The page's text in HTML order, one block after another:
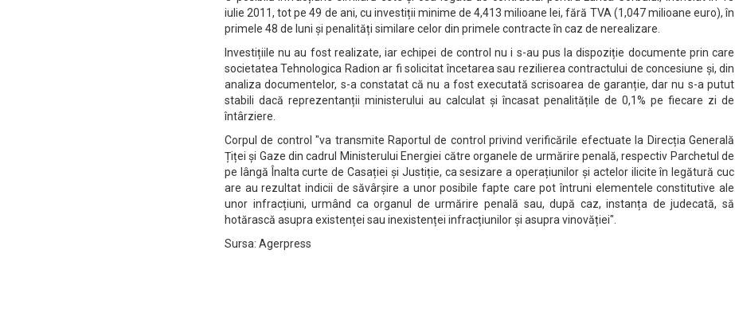
iulie 2011, tot pe 49 de ani, cu investiții minime de 4,413 milioane lei, fără TVA (1,047 milioane euro), în
primele 48 de luni și penalități similare celor din primele contracte în caz de nerealizare.
Investițiile nu au fost realizate, iar echipei de control nu i s-au pus la dispoziție documente prin care
societatea Tehnologica Radion ar fi solicitat încetarea sau rezilierea contractului de concesiune și, din
analiza documentelor, s-a constatat că nu a fost executată scrisoarea de garanție, dar nu s-a putut
stabili dacă reprezentanții ministerului au calculat și încasat penalitățile de 0,1% pe fiecare zi de
întârziere.
Corpul de control "va transmite Raportul de control privind verificările efectuate la Direcția Generală
Țiței și Gaze din cadrul Ministerului Energiei către organele de urmărire penală, respectiv Parchetul de
pe lângă Înalta curte de Casației și Justiție, ca sesizare a operațiunilor și actelor ilicite în legătură cuc
are au rezultat indicii de săvârșire a unor posibile fapte care pot întruni elementele constitutive ale
unor infracțiuni, urmând ca organul de urmărire penală sau, după caz, instanța de judecată, să
hotărască asupra existenței sau inexistenței infracțiunilor și asupra vinovăției".
Sursa: Agerpress